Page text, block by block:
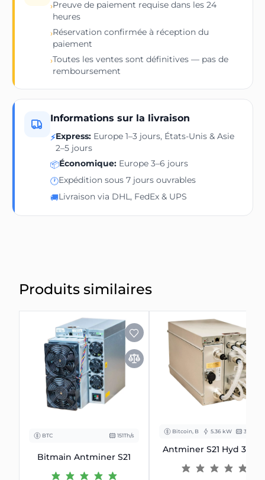
›Preuve de paiement requise dans les 24
heures
›Réservation confirmée à réception du
paiement
›Toutes les ventes sont définitives — pas de
remboursement
Informations sur la livraison
⚡Express: Europe 1–3 jours, États-Unis & Asie
2–5 jours
📦Économique: Europe 3–6 jours
🕐Expédition sous 7 jours ouvrables
🚚Livraison via DHL, FedEx & UPS
Produits similaires
BTC 151Th/s
Bitmain Antminer S21
Bitcoin, BCH 5.36 kW 335 Th/s
Antminer S21 Hyd